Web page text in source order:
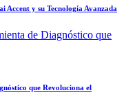
Accent y su Tecnología Avanzada
que Revoluciona el